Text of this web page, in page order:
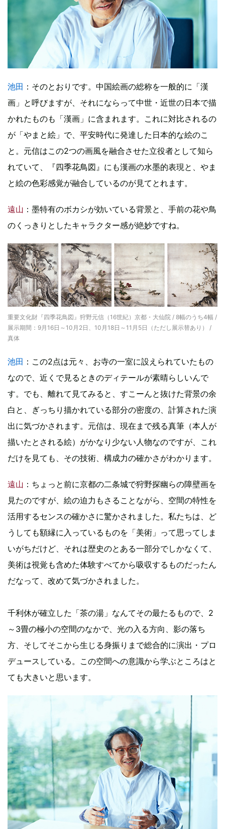
池田 ：そのとおりです。中国絵画の総称を一般的に「漢
画」と呼びますが、それにならって中世・近世の日本で描
かれたものも「漢画」に含まれます。これに対比されるの
が「やまと絵」で、平安時代に発達した日本的な絵のこ
と。元信はこの2つの画風を融合させた立役者として知ら
れていて、『四季花鳥図』にも漢画の水墨的表現と、やま
と絵の色彩感覚が融合しているのが見てとれます。
遠山 ：墨特有のボカシが効いている背景と、手前の花や鳥
のくっきりとしたキャラクター感が絶妙ですね。
重要文化財『四季花鳥図』狩野元信（16世紀）京都・大仙院 / 8幅のうち4幅 /
展示期間：9月16日～10月2日、10月18日～11月5日（ただし展示替あり） /
真体
池田 ：この2点は元々、お寺の一室に設えられていたもの
なので、近くで見るときのディテールが素晴らしいんで
す。でも、離れて見てみると、すこーんと抜けた背景の余
白と、ぎっちり描かれている部分の密度の、計算された演
出に気づかされます。元信は、現在まで残る真筆（本人が
描いたとされる絵）がかなり少ない人物なのですが、これ
だけを見ても、その技術、構成力の確かさがわかります。
遠山 ：ちょっと前に京都の二条城で狩野探幽らの障壁画を
見たのですが、絵の迫力もさることながら、空間の特性を
活用するセンスの確かさに驚かされました。私たちは、ど
うしても額縁に入っているものを「美術」って思ってしま
いがちだけど、それは歴史のとある一部分でしかなくて、
美術は視覚も含めた体験すべてから吸収するものだったん
だなって、改めて気づかされました。
千利休が確立した「茶の湯」なんてその最たるもので、2
～3畳の極小の空間のなかで、光の入る方向、影の落ち
方、そしてそこから生じる身振りまで総合的に演出・プロ
デュースしている。この空間への意識から学ぶところはと
ても大きいと思います。